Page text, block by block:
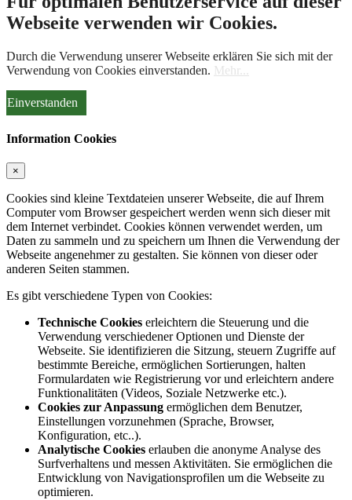
Webseite verwenden wir Cookies.
Durch die Verwendung unserer Webseite erklären Sie sich mit der
Verwendung von Cookies einverstanden. Mehr...
Einverstanden
Information Cookies
×
Cookies sind kleine Textdateien unserer Webseite, die auf Ihrem
Computer vom Browser gespeichert werden wenn sich dieser mit
dem Internet verbindet. Cookies können verwendet werden, um
Daten zu sammeln und zu speichern um Ihnen die Verwendung der
Webseite angenehmer zu gestalten. Sie können von dieser oder
anderen Seiten stammen.
Es gibt verschiedene Typen von Cookies:
Technische Cookies erleichtern die Steuerung und die
Verwendung verschiedener Optionen und Dienste der
Webseite. Sie identifizieren die Sitzung, steuern Zugriffe auf
bestimmte Bereiche, ermöglichen Sortierungen, halten
Formulardaten wie Registrierung vor und erleichtern andere
Funktionalitäten (Videos, Soziale Netzwerke etc.).
Cookies zur Anpassung ermöglichen dem Benutzer,
Einstellungen vorzunehmen (Sprache, Browser,
Konfiguration, etc..).
Analytische Cookies erlauben die anonyme Analyse des
Surfverhaltens und messen Aktivitäten. Sie ermöglichen die
Entwicklung von Navigationsprofilen um die Webseite zu
optimieren.